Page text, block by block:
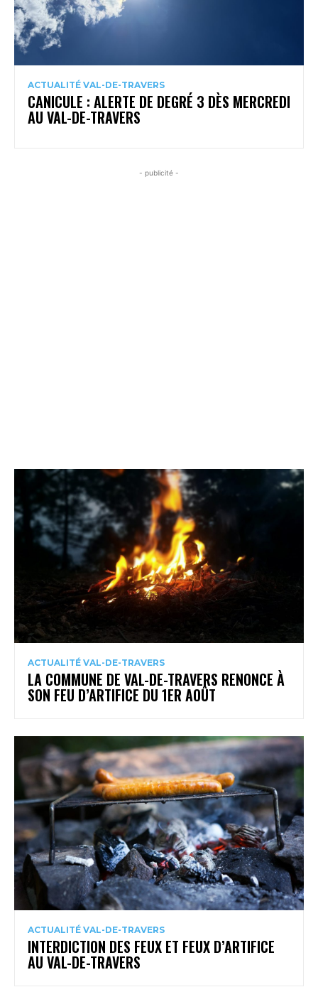
ACTUALITÉ VAL-DE-TRAVERS
CANICULE : ALERTE DE DEGRÉ 3 DÈS MERCREDI
AU VAL-DE-TRAVERS
- publicité -
ACTUALITÉ VAL-DE-TRAVERS
LA COMMUNE DE VAL-DE-TRAVERS RENONCE À
SON FEU D’ARTIFICE DU 1ER AOÛT
ACTUALITÉ VAL-DE-TRAVERS
INTERDICTION DES FEUX ET FEUX D’ARTIFICE
AU VAL-DE-TRAVERS